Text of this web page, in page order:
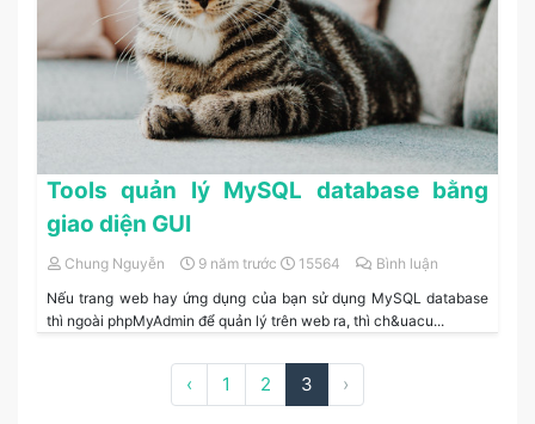
Tools quản lý MySQL database bằng
giao diện GUI
Chung Nguyễn 9 năm trước 15564
Bình luận
Nếu trang web hay ứng dụng của bạn sử dụng MySQL database
thì ngoài phpMyAdmin để quản lý trên web ra, thì ch&uacu...
‹ 1 2 3 ›